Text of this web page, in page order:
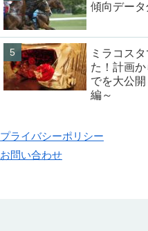
傾向デー
ミラコス
た！計画
でを大公
編～
プライバシーポリシー
お問い合わせ